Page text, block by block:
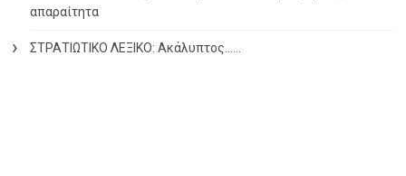
απαραίτητα
ΣΤΡΑΤΙΩΤΙΚΟ ΛΕΞΙΚΟ: Ακάλυπτος……